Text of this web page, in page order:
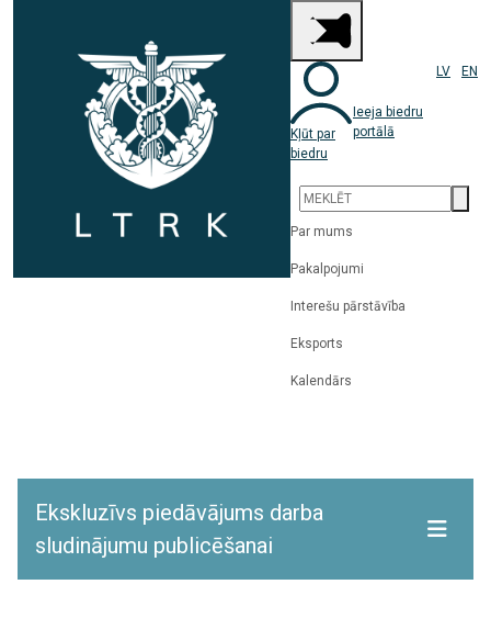
Kļūt par
biedru
Ieeja biedru
portālā
LV EN
Par mums
Pakalpojumi
Interešu pārstāvība
Eksports
Kalendārs
Ekskluzīvs piedāvājums darba
sludinājumu publicēšanai